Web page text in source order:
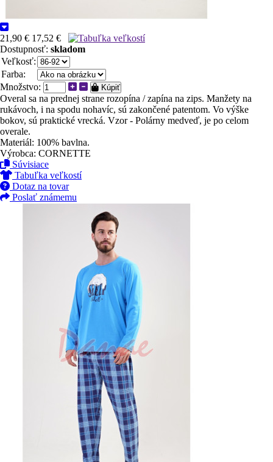
21,90 € 17,52 €
Dostupnosť: skladom
Veľkosť:
Farba:
Množstvo:
Kúpiť
Overal sa na prednej strane rozopína / zapína na zips. Manžety na
rukávoch, i na spodu nohavíc, sú zakončené patentom. Vo výške
bokov, sú praktické vrecká. Vzor - Polárny medveď, je po celom
overale.
Materiál: 100% bavlna.
Výrobca: CORNETTE
Súvisiace
Tabuľka veľkostí
Dotaz na tovar
Poslať známemu